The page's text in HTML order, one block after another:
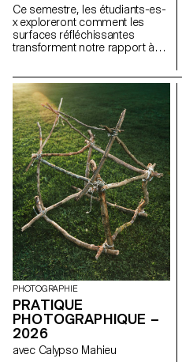
Ce semestre, les étudiants-es-
x exploreront comment les
surfaces réfléchissantes
transforment notre rapport à
l’objet montre importe parfois
moins que ce que son reflet
révèle. À la manière d’une
matière photosensible, elles
captent et rejouent le monde,
jusqu’à incarner une
aseptisation technologique et
consumériste. Objets-miroirs,
elles perturbent la perception :
simulacres, elles distordent,
dédoublent, multiplient ou se
dérobent comme un trompe-
l’oeil. Elles interrogent le hors-
cadre, montrent ce que l’objet «
voit » plutôt que ce qu’il est, et
peuvent devenir un espace
d’auto-réflexion, miroir de leur
auteur, parfois jusqu’à nourrir
une dimension narcissique.
PHOTOGRAPHIE
PRATIQUE
PHOTOGRAPHIQUE –
2026
avec Calypso Mahieu